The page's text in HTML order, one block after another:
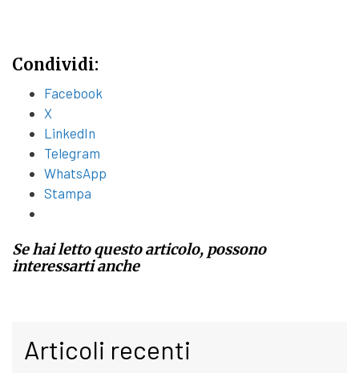
Condividi:
Facebook
X
LinkedIn
Telegram
WhatsApp
Stampa
Se hai letto questo articolo, possono
interessarti anche
Articoli recenti